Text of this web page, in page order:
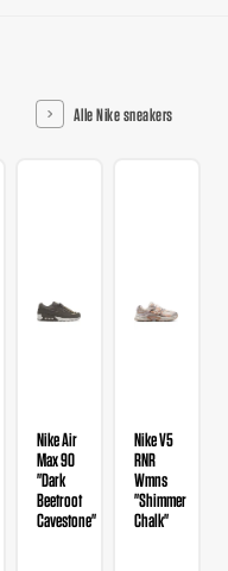
Alle Nike sneakers
Nike Air
Max 90
"Dark
Beetroot
Cavestone"
Nike V5
RNR
Wmns
"Shimmer
Chalk"